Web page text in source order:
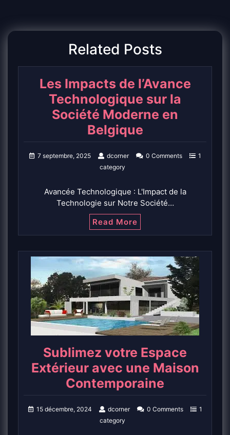
Related Posts
Les Impacts de l’Avance
Technologique sur la
Société Moderne en
Belgique
7 septembre, 2025 dcorner 0 Comments
1
category
Avancée Technologique : L'Impact de la
Technologie sur Notre Société…
Read More
Sublimez votre Espace
Extérieur avec une Maison
Contemporaine
15 décembre, 2024 dcorner 0 Comments
1
category